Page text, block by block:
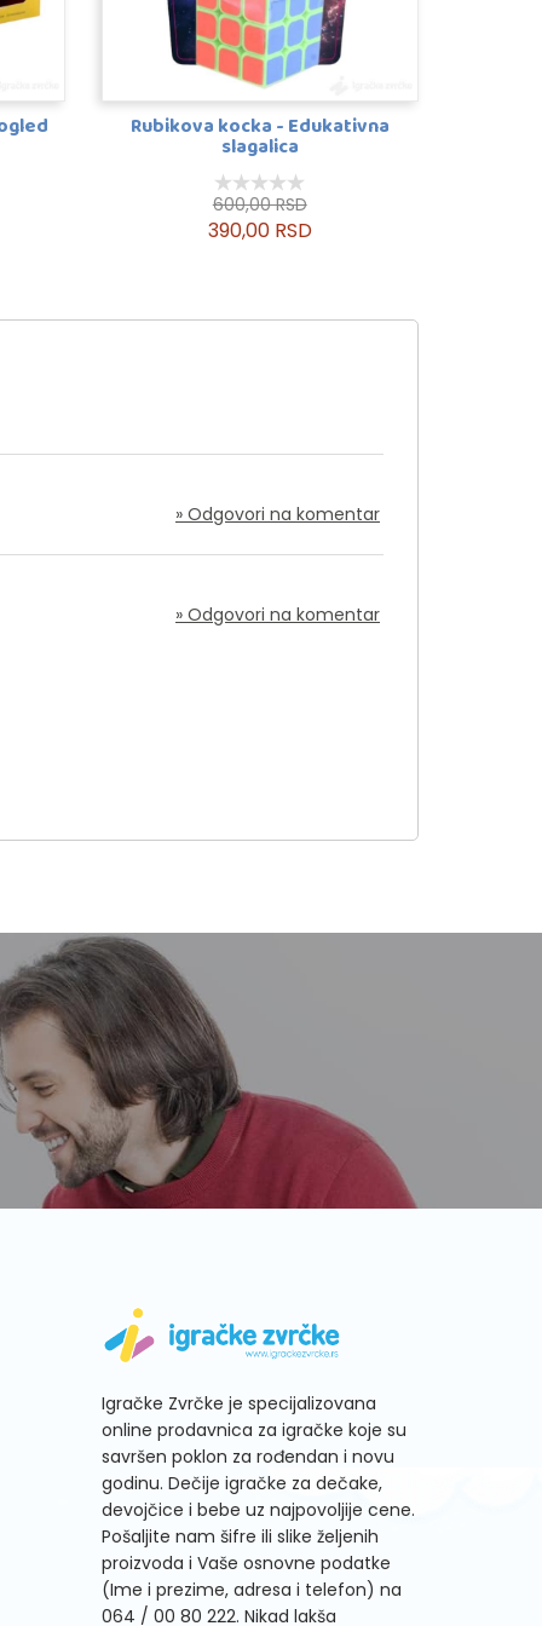
Rubikova kocka - Edukativna
slagalica
600,00 RSD
390,00 RSD
» Odgovori na komentar
» Odgovori na komentar
Igračke Zvrčke je specijalizovana
online prodavnica za igračke koje su
savršen poklon za rođendan i novu
godinu. Dečije igračke za dečake,
devojčice i bebe uz najpovoljije cene.
Pošaljite nam šifre ili slike željenih
proizvoda i Vaše osnovne podatke
(Ime i prezime, adresa i telefon) na
064 / 00 80 222. Nikad lakša